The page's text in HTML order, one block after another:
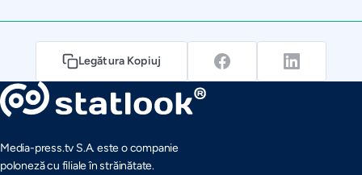
Legătura Kopiuj
Media-press.tv S.A. este o companie
poloneză cu filiale în străinătate.